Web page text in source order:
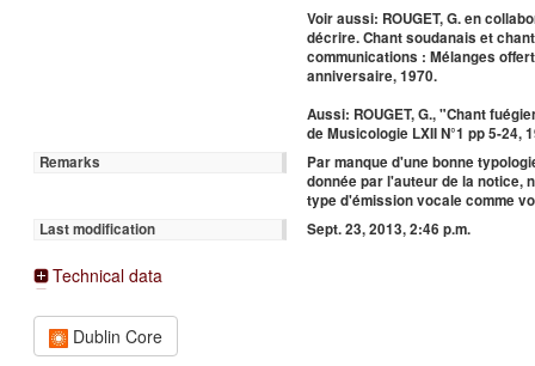
Voir aussi: ROUGET, G. en
décrire. Chant soudanais et
communications : Mélanges
anniversaire, 1970.
Aussi: ROUGET, G., "Chant
de Musicologie LXII N°1 pp 5-24,
Remarks
Par manque d'une bonne
donnée par l'auteur de la notice,
type d'émission vocale comme
Last modification
Sept. 23, 2013, 2:46 p.m.
Technical data
Dublin Core